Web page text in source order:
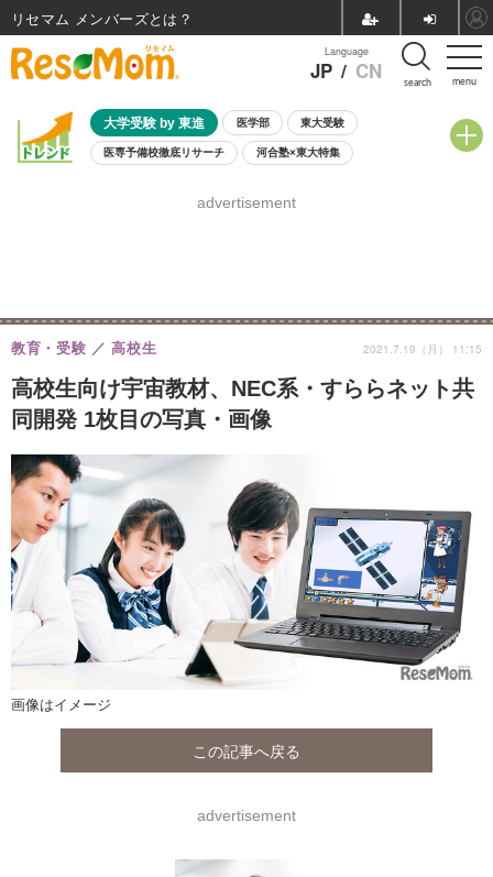
menu
Language
JP / CN search
大学受験 by 東進 医学部 東大受験
医専予備校徹底リサーチ 河合塾×東大特集
8月開催学校説明会・相談会
advertisement
高校生向け宇宙教材、NEC系・すららネット共
同開発 1枚目の写真・画像
教育・受験 高校生 2021.7.19（月） 11:15
画像はイメージ
この記事へ戻る
advertisement
リセマム メンバーズ